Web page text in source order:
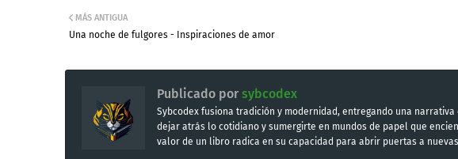
MÁS ANTIGUA
Una noche de fulgores - Inspiraciones de amor
Publicado por sybcodex
Sybcodex fusiona tradición y modernidad, entregando una
dejar atrás lo cotidiano y sumergirte en mundos de papel que
valor de un libro radica en su capacidad para abrir puertas a